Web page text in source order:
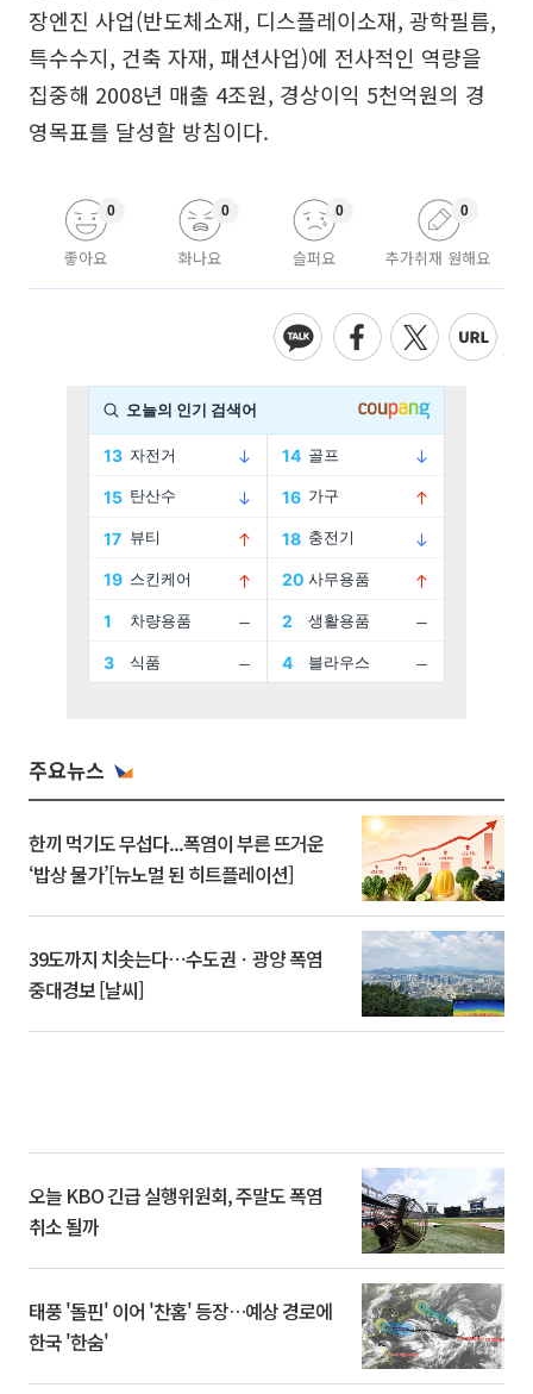
장엔진 사업(반도체소재, 디스플레이소재, 광학필름,
특수수지, 건축 자재, 패션사업)에 전사적인 역량을
집중해 2008년 매출 4조원, 경상이익 5천억원의 경
영목표를 달성할 방침이다.
좋아요
0
화나요
0
슬퍼요
0
추가취재 원해요
0
주요뉴스
한끼 먹기도 무섭다...폭염이 부른 뜨거운
‘밥상 물가’[뉴노멀 된 히트플레이션]
39도까지 치솟는다⋯수도권ㆍ광양 폭염
중대경보 [날씨]
오늘 KBO 긴급 실행위원회, 주말도 폭염
취소 될까
태풍 '돌핀' 이어 '찬홈' 등장…예상 경로에
한국 '한숨'